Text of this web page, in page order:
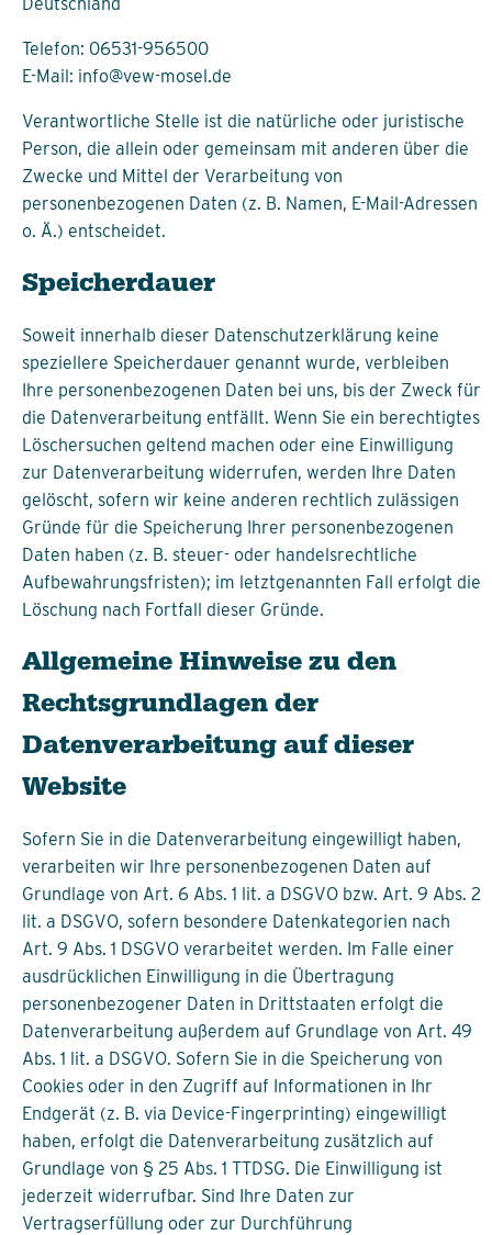
Telefon: 06531-956500
E-Mail: info@vew-mosel.de
Verantwortliche Stelle ist die natürliche oder juristische
Person, die allein oder gemeinsam mit anderen über die
Zwecke und Mittel der Verarbeitung von
personenbezogenen Daten (z. B. Namen, E-Mail-Adressen
o. Ä.) entscheidet.
Speicherdauer
Soweit innerhalb dieser Datenschutzerklärung keine
speziellere Speicherdauer genannt wurde, verbleiben
Ihre personenbezogenen Daten bei uns, bis der Zweck für
die Datenverarbeitung entfällt. Wenn Sie ein berechtigtes
Löschersuchen geltend machen oder eine Einwilligung
zur Datenverarbeitung widerrufen, werden Ihre Daten
gelöscht, sofern wir keine anderen rechtlich zulässigen
Gründe für die Speicherung Ihrer personenbezogenen
Daten haben (z. B. steuer- oder handelsrechtliche
Aufbewahrungsfristen); im letztgenannten Fall erfolgt die
Löschung nach Fortfall dieser Gründe.
Allgemeine Hinweise zu den
Rechtsgrundlagen der
Datenverarbeitung auf dieser
Website
Sofern Sie in die Datenverarbeitung eingewilligt haben,
verarbeiten wir Ihre personenbezogenen Daten auf
Grundlage von Art. 6 Abs. 1 lit. a DSGVO bzw. Art. 9 Abs. 2
lit. a DSGVO, sofern besondere Datenkategorien nach
Art. 9 Abs. 1 DSGVO verarbeitet werden. Im Falle einer
ausdrücklichen Einwilligung in die Übertragung
personenbezogener Daten in Drittstaaten erfolgt die
Datenverarbeitung außerdem auf Grundlage von Art. 49
Abs. 1 lit. a DSGVO. Sofern Sie in die Speicherung von
Cookies oder in den Zugriff auf Informationen in Ihr
Endgerät (z. B. via Device-Fingerprinting) eingewilligt
haben, erfolgt die Datenverarbeitung zusätzlich auf
Grundlage von § 25 Abs. 1 TTDSG. Die Einwilligung ist
jederzeit widerrufbar. Sind Ihre Daten zur
Vertragserfüllung oder zur Durchführung